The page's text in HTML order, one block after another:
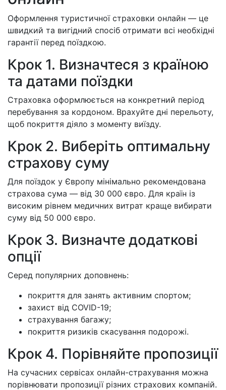
Оформлення туристичної страховки онлайн — це
швидкий та вигідний спосіб отримати всі необхідні
гарантії перед поїздкою.
Крок 1. Визначтеся з країною
та датами поїздки
Страховка оформлюється на конкретний період
перебування за кордоном. Врахуйте дні перельоту,
щоб покриття діяло з моменту виїзду.
Крок 2. Виберіть оптимальну
страхову суму
Для поїздок у Європу мінімально рекомендована
страхова сума — від 30 000 євро. Для країн із
високим рівнем медичних витрат краще вибирати
суму від 50 000 євро.
Крок 3. Визначте додаткові
опції
Серед популярних доповнень:
покриття для занять активним спортом;
захист від COVID-19;
страхування багажу;
покриття ризиків скасування подорожі.
Крок 4. Порівняйте пропозиції
На сучасних сервісах онлайн-страхування можна
порівнювати пропозиції різних страхових компаній.